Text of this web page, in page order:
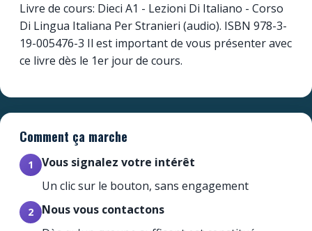
Livre de cours: Dieci A1 - Lezioni Di Italiano - Corso
Di Lingua Italiana Per Stranieri (audio). ISBN 978-3-
19-005476-3 Il est important de vous présenter avec
ce livre dès le 1er jour de cours.
Comment ça marche
1
Vous signalez votre intérêt
Un clic sur le bouton, sans engagement
2
Nous vous contactons